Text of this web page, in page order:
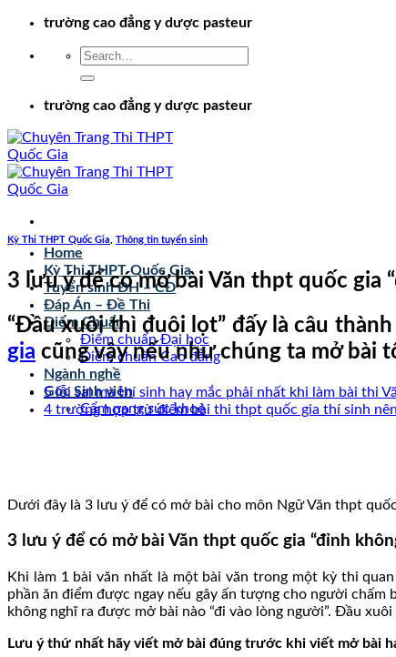
Chuyểntrường cao đẳng y dược pasteur
trường cao đẳng y dược pasteur
Home
Kỳ Thi THPT Quốc Gia
Tuyển sinh ĐH – CĐ
Đáp Án – Đề Thi
Điểm Chuẩn
Điểm chuẩn Đại học
Điểm chuẩn Cao đẳng
Ngành nghề
Góc Sinh viên
Cẩm nang sức khoẻ
Kỳ Thi THPT Quốc Gia Thông tin tuyển sinh
3 lưu ý để có mở bài Văn thpt quốc gia
“Đầu xuôi thì đuôi lọt” đấy là câu
gia cũng vậy nếu như chúng ta mở bài
5 lỗi sai mà thí sinh hay mắc phải nhất khi làm bài thi
4 trường hợp trừ điểm bài thi thpt quốc gia thí sinh
Dưới đây là 3 lưu ý để có mở bài cho môn Ngữ Văn thpt
3 lưu ý để có mở bài Văn thpt quốc gia “đỉnh
Khi làm 1 bài văn nhất là một bài văn trong một kỳ thi
phần ăn điểm được ngay nếu gây ấn tượng cho người chấm
không nghĩ ra được mở bài nào “đi vào lòng người”. Đầu
Lưu ý thứ nhất hãy viết mở bài đúng trước khi viết mở bài